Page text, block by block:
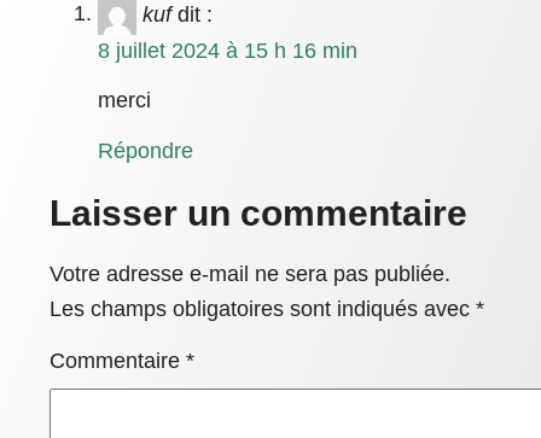
kuf dit :
8 juillet 2024 à 15 h 16 min
merci
Répondre
Laisser un commentaire
Votre adresse e-mail ne sera pas publiée.
Les champs obligatoires sont indiqués avec*
Commentaire*